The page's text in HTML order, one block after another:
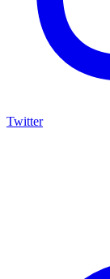
Twitter